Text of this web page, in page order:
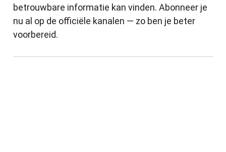
betrouwbare informatie kan vinden. Abonneer je
nu al op de officiële kanalen — zo ben je beter
voorbereid.